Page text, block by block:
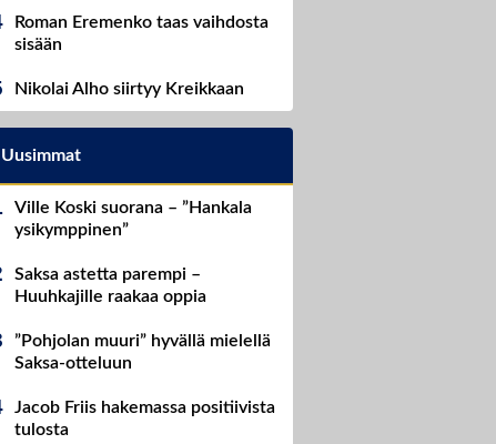
Roman Eremenko taas vaihdosta
sisään
Nikolai Alho siirtyy Kreikkaan
Uusimmat
Ville Koski suorana – ”Hankala
ysikymppinen”
Saksa astetta parempi –
Huuhkajille raakaa oppia
”Pohjolan muuri” hyvällä mielellä
Saksa-otteluun
Jacob Friis hakemassa positiivista
tulosta